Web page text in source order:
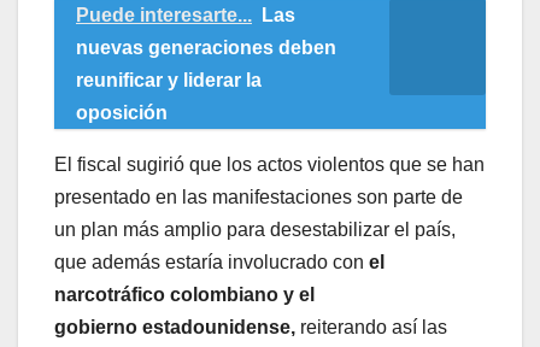
Puede interesarte...
Las
nuevas generaciones deben
reunificar y liderar la
oposición
El fiscal sugirió que los actos violentos que se han
presentado en las manifestaciones son parte de
un plan más amplio para desestabilizar el país,
que además estaría involucrado con el
narcotráfico colombiano y el
gobierno estadounidense, reiterando así las